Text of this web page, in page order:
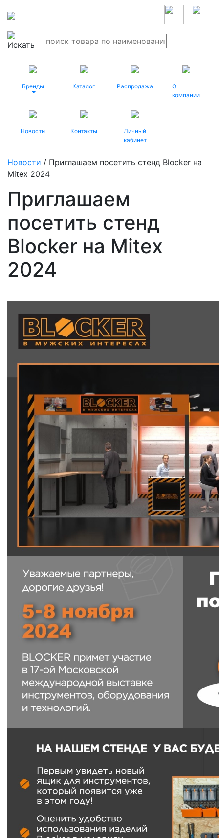
Бренды Каталог Распродажа
О
компании
Новости Контакты
Личный
кабинет
Новости / Приглашаем посетить стенд Blocker на
Mitex 2024
Приглашаем
посетить стенд
Blocker на Mitex
2024